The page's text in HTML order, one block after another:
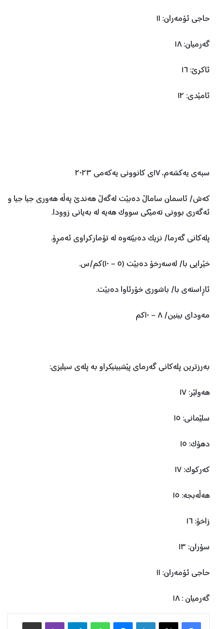
حاجی ئۆمەران: ١١
گەرمیان: ١٨
ئاکرێ: ١٦
ئامێدی: ١٢
سبەی یەکشەم، ١٧ی کانوونی یەکەمی ٢٠٢٣
کەش/ ئاسمان ساماڵ دەبێت لەگەڵ هەندێ پەڵە هەوری جیا جیا و
ئەگەری بوونی تەمێکی سووک هەیە لە بەیانی زوودا.
پلەکانی گەرما/ نزیک دەبێتەوە لە تۆمارکراوی ئەمڕۆ.
خێرایی با/ لەسەرخۆ دەبێت (٥ – ١٠)کم/س.
ئاڕاستەی با/ باشوری خۆرئاوا دەبێت.
مەوداى بینین/ ٨ – ١٠کم
بەرزترین پلەکانی گەرمای پێشبینیکراو بە پلەی سیلیزی:
هەولێر: ١٧
سلێمانی: ١٥
دهۆک: ١٥
کەرکوک: ١٧
هەڵەبجە: ١٥
زاخۆ: ١٦
سۆران: ١٣
حاجی ئۆمەران: ١١
گەرمیان : ١٨
X
Telegram